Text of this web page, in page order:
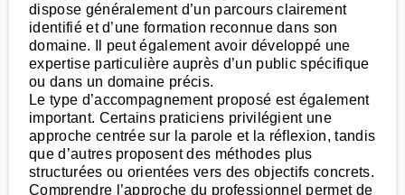
dispose généralement d’un parcours clairement
identifié et d’une formation reconnue dans son
domaine. Il peut également avoir développé une
expertise particulière auprès d’un public spécifique
ou dans un domaine précis.
Le type d’accompagnement proposé est également
important. Certains praticiens privilégient une
approche centrée sur la parole et la réflexion, tandis
que d’autres proposent des méthodes plus
structurées ou orientées vers des objectifs concrets.
Comprendre l’approche du professionnel permet de